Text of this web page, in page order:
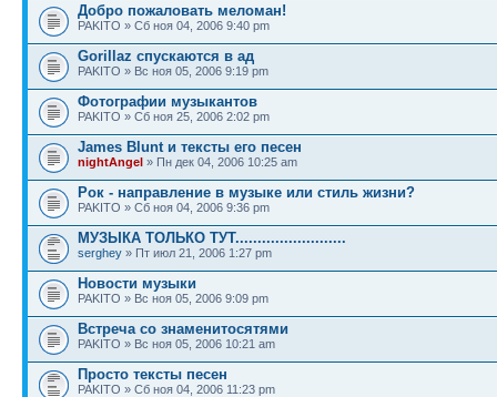
Добро пожаловать меломан!
PAKITO » Сб ноя 04, 2006 9:40 pm
Gorillaz спускаются в ад
PAKITO » Вс ноя 05, 2006 9:19 pm
Фотографии музыкантов
PAKITO » Сб ноя 25, 2006 2:02 pm
James Blunt и тексты его песен
nightAngel » Пн дек 04, 2006 10:25 am
Рок - направление в музыке или стиль жизни?
PAKITO » Сб ноя 04, 2006 9:36 pm
МУЗЫКА ТОЛЬКО ТУТ.........................
serghey » Пт июл 21, 2006 1:27 pm
Новости музыки
PAKITO » Вс ноя 05, 2006 9:09 pm
Встреча со знаменитосятями
PAKITO » Вс ноя 05, 2006 10:21 am
Просто тексты песен
PAKITO » Сб ноя 04, 2006 11:23 pm